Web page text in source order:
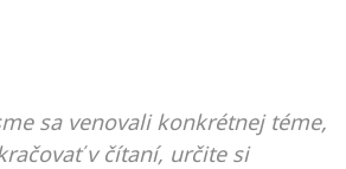
sa venovali konkrétnej téme,
v čítaní, určite si